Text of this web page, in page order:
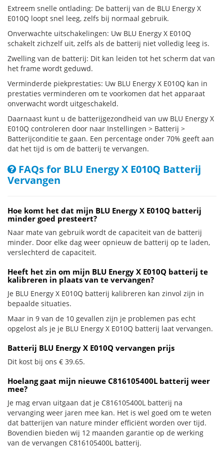
Extreem snelle ontlading: De batterij van de BLU Energy X
E010Q loopt snel leeg, zelfs bij normaal gebruik.
Onverwachte uitschakelingen: Uw BLU Energy X E010Q
schakelt zichzelf uit, zelfs als de batterij niet volledig leeg is.
Zwelling van de batterij: Dit kan leiden tot het scherm dat van
het frame wordt geduwd.
Verminderde piekprestaties: Uw BLU Energy X E010Q kan in
prestaties verminderen om te voorkomen dat het apparaat
onverwacht wordt uitgeschakeld.
Daarnaast kunt u de batterijgezondheid van uw BLU Energy X
E010Q controleren door naar Instellingen > Batterij >
Batterijconditie te gaan. Een percentage onder 70% geeft aan
dat het tijd is om de batterij te vervangen.
FAQs for BLU Energy X E010Q Batterij
Vervangen
Hoe komt het dat mijn BLU Energy X E010Q batterij
minder goed presteert?
Naar mate van gebruik wordt de capaciteit van de batterij
minder. Door elke dag weer opnieuw de batterij op te laden,
verslechterd de capaciteit.
Heeft het zin om mijn BLU Energy X E010Q batterij te
kalibreren in plaats van te vervangen?
Je BLU Energy X E010Q batterij kalibreren kan zinvol zijn in
bepaalde situaties.
Maar in 9 van de 10 gevallen zijn je problemen pas echt
opgelost als je je BLU Energy X E010Q batterij laat vervangen.
Batterij BLU Energy X E010Q vervangen prijs
Dit kost bij ons € 39.65.
Hoelang gaat mijn nieuwe C816105400L batterij weer
mee?
Je mag ervan uitgaan dat je C816105400L batterij na
vervanging weer jaren mee kan. Het is wel goed om te weten
dat batterijen van nature minder efficiënt worden over tijd.
Bovendien bieden wij 12 maanden garantie op de werking
van de vervangen C816105400L batterij.